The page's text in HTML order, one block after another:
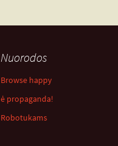
Nuorodos
Browse happy
ė propaganda!
Robotukams